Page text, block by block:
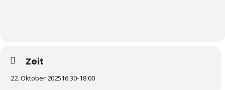
Zeit
22. Oktober 202516:30-18:00